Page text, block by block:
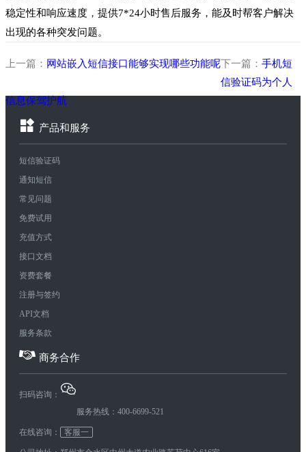
稳定性和响应速度，提供7*24小时售后服务，能及时帮客户解决
出现的各种突发问题。
上一篇： 网站嵌入短信接口能够实现哪些功能呢下一篇： 手机短
信验证码为个人
信息保驾护航
产品和服务
短信验证码
通知短信
常见问题
免费试用
充值方式
接口文档
资费套餐
注册与签约
API文档
服务条款
商务合作
扫码咨询：
服务热线：400-6699-521
在线咨询： 客服一